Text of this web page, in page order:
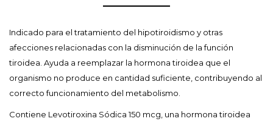
Indicado para el tratamiento del hipotiroidismo y otras
afecciones relacionadas con la disminución de la función
tiroidea. Ayuda a reemplazar la hormona tiroidea que el
organismo no produce en cantidad suficiente, contribuyendo al
correcto funcionamiento del metabolismo.
Contiene Levotiroxina Sódica 150 mcg, una hormona tiroidea